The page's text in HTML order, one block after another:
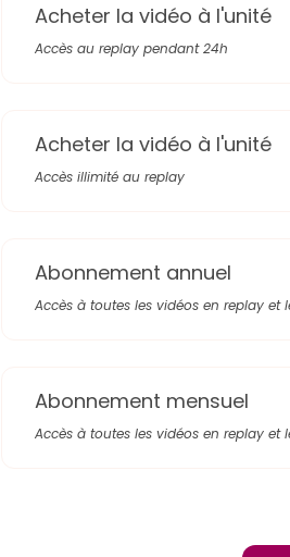
Acheter la vidéo à l'unité
Accès au replay pendant 24h
Acheter la vidéo à l'unité
Accès illimité au replay
Abonnement annuel
Accès à toutes les vidéos en replay et
Abonnement mensuel
Accès à toutes les vidéos en replay et